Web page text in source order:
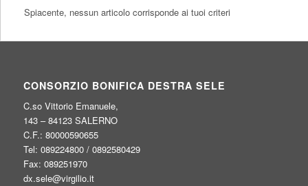
Spiacente, nessun articolo corrisponde ai tuoi criteri
CONSORZIO BONIFICA DESTRA SELE
C.so Vittorio Emanuele,
143 – 84123 SALERNO
C.F.: 80000590655
Tel: 089224800 / 0892580429
Fax: 089251970
dx.sele@virgilio.it